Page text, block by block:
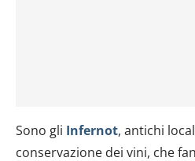
Sono gli Infernot, antichi
conservazione dei vini, che